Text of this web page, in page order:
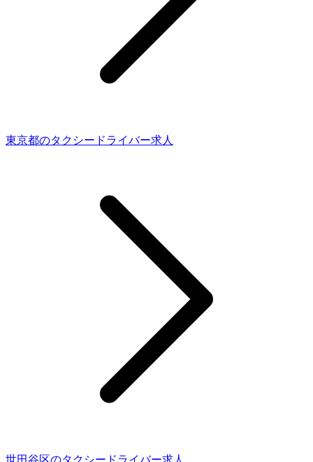
東京都のタクシードライバー求人
世田谷区のタクシードライバー求人